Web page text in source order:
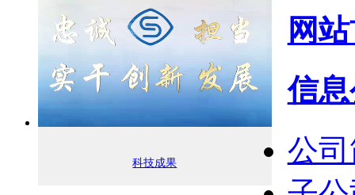
科技成果
网
信
公